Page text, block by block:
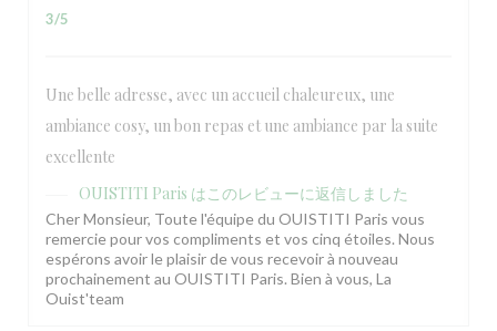
3/5
Une belle adresse, avec un accueil chaleureux, une
ambiance cosy, un bon repas et une ambiance par la suite
excellente
OUISTITI Paris はこのレビューに返信しました
Cher Monsieur, Toute l'équipe du OUISTITI Paris vous
remercie pour vos compliments et vos cinq étoiles. Nous
espérons avoir le plaisir de vous recevoir à nouveau
prochainement au OUISTITI Paris. Bien à vous, La
Ouist'team